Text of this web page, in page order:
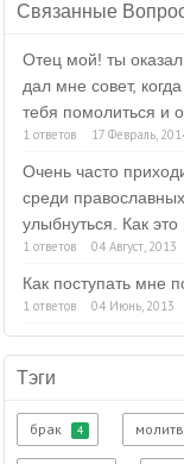
Связанные
Отец мой! ты
дал мне совет,
тебя помолиться и
1 ответов 17 Февраль,
Очень часто
среди
улыбнуться. Как
1 ответов 04 Август, 2013
Как поступать мне
1 ответов 04 Июнь, 2013
Тэги
брак 4